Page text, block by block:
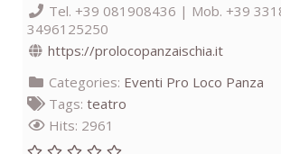
Tel. +39 081908436 | Mob. +39
3496125250
https://prolocopanzaischia.it
Categories: Eventi Pro Loco Panza
Tags: teatro
Hits: 2961